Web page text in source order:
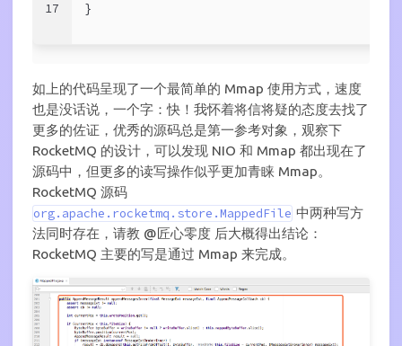
17 }
如上的代码呈现了一个最简单的 Mmap 使用方式，速度
也是没话说，一个字：快！我怀着将信将疑的态度去找了
更多的佐证，优秀的源码总是第一参考对象，观察下
RocketMQ 的设计，可以发现 NIO 和 Mmap 都出现在了
源码中，但更多的读写操作似乎更加青睐 Mmap。
RocketMQ 源码
org.apache.rocketmq.store.MappedFile 中两种写方
法同时存在，请教 @匠心零度 后大概得出结论：
RocketMQ 主要的写是通过 Mmap 来完成。